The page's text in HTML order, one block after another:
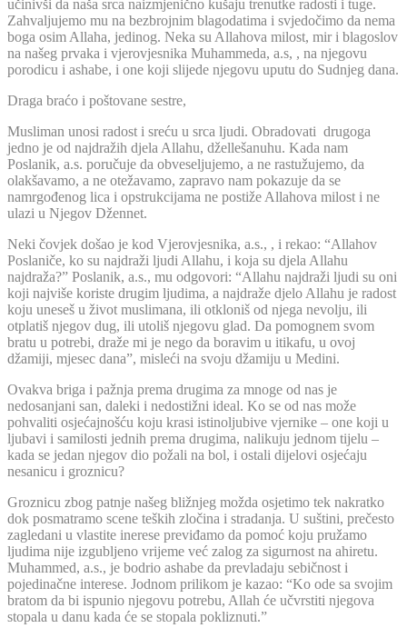
učinivši da naša srca naizmjenično kušaju trenutke radosti i tuge.
Zahvaljujemo mu na bezbrojnim blagodatima i svjedočimo da nema
boga osim Allaha, jedinog. Neka su Allahova milost, mir i blagoslov
na našeg prvaka i vjerovjesnika Muhammeda, a.s, , na njegovu
porodicu i ashabe, i one koji slijede njegovu uputu do Sudnjeg dana.
Draga braćo i poštovane sestre,
Musliman unosi radost i sreću u srca ljudi. Obradovati drugoga
jedno je od najdražih djela Allahu, džellešanuhu. Kada nam
Poslanik, a.s. poručuje da obveseljujemo, a ne rastužujemo, da
olakšavamo, a ne otežavamo, zapravo nam pokazuje da se
namrgođenog lica i opstrukcijama ne postiže Allahova milost i ne
ulazi u Njegov Džennet.
Neki čovjek došao je kod Vjerovjesnika, a.s., , i rekao: “Allahov
Poslaniče, ko su najdraži ljudi Allahu, i koja su djela Allahu
najdraža?” Poslanik, a.s., mu odgovori: “Allahu najdraži ljudi su oni
koji najviše koriste drugim ljudima, a najdraže djelo Allahu je radost
koju uneseš u život muslimana, ili otkloniš od njega nevolju, ili
otplatiš njegov dug, ili utoliš njegovu glad. Da pomognem svom
bratu u potrebi, draže mi je nego da boravim u itikafu, u ovoj
džamiji, mjesec dana”, misleći na svoju džamiju u Medini.
Ovakva briga i pažnja prema drugima za mnoge od nas je
nedosanjani san, daleki i nedostižni ideal. Ko se od nas može
pohvaliti osjećajnošću koju krasi istinoljubive vjernike – one koji u
ljubavi i samilosti jednih prema drugima, nalikuju jednom tijelu –
kada se jedan njegov dio požali na bol, i ostali dijelovi osjećaju
nesanicu i groznicu?
Groznicu zbog patnje našeg bližnjeg možda osjetimo tek nakratko
dok posmatramo scene teških zločina i stradanja. U suštini, prečesto
zagledani u vlastite inerese previđamo da pomoć koju pružamo
ljudima nije izgubljeno vrijeme već zalog za sigurnost na ahiretu.
Muhammed, a.s., je bodrio ashabe da prevladaju sebičnost i
pojedinačne interese. Jodnom prilikom je kazao: “Ko ode sa svojim
bratom da bi ispunio njegovu potrebu, Allah će učvrstiti njegova
stopala u danu kada će se stopala pokliznuti.”